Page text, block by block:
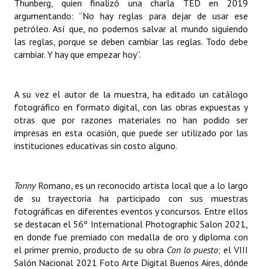
Thunberg, quien finalizó una charla TED en 2019
argumentando: “No hay reglas para dejar de usar ese
petróleo. Así que, no podemos salvar al mundo siguiendo
las reglas, porque se deben cambiar las reglas. Todo debe
cambiar. Y hay que empezar hoy”.
A su vez el autor de la muestra, ha editado un catálogo
fotográfico en formato digital, con las obras expuestas y
otras que por razones materiales no han podido ser
impresas en esta ocasión, que puede ser utilizado por las
instituciones educativas sin costo alguno.
TonnyRomano, es un reconocido artista local que a lo largo
de su trayectoria ha participado con sus muestras
fotográficas en diferentes eventos y concursos. Entre ellos
se destacan el 56º International Photographic Salon 2021,
en donde fue premiado con medalla de oro y diploma con
el primer premio, producto de su obra Con lo puesto; el VIII
Salón Nacional 2021 Foto Arte Digital Buenos Aires, dónde